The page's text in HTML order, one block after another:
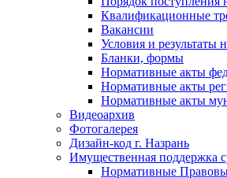
Квалификационные
Вакансии
Условия и результаты
Бланки, формы
Нормативные акты
Нормативные акты
Нормативные акты
Видеоархив
Фотогалерея
Дизайн-код г. Назрань
Имущественная поддержка
Нормативные